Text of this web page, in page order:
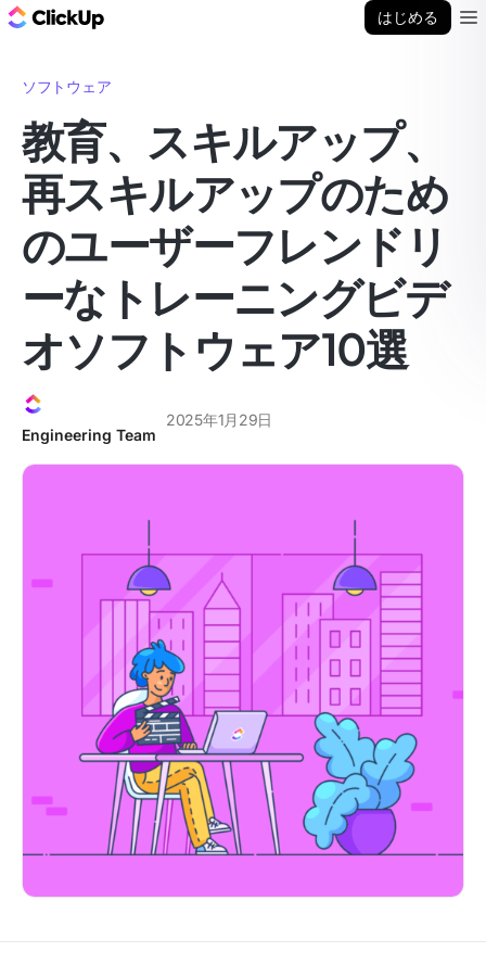
はじめる
ソフトウェア
教育、スキルアップ、
再スキルアップのため
のユーザーフレンドリ
ーなトレーニングビデ
オソフトウェア10選
Engineering Team
2025年1月29日